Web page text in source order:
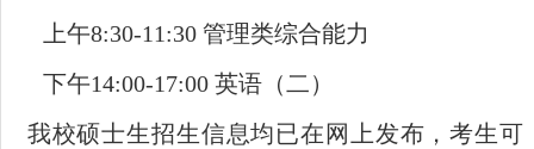
上午8:30-11:30 管理类综合能力
下午14:00-17:00 英语（二）
我校硕士生招生信息均已在网上发布，考生可